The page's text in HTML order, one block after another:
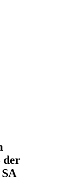
der